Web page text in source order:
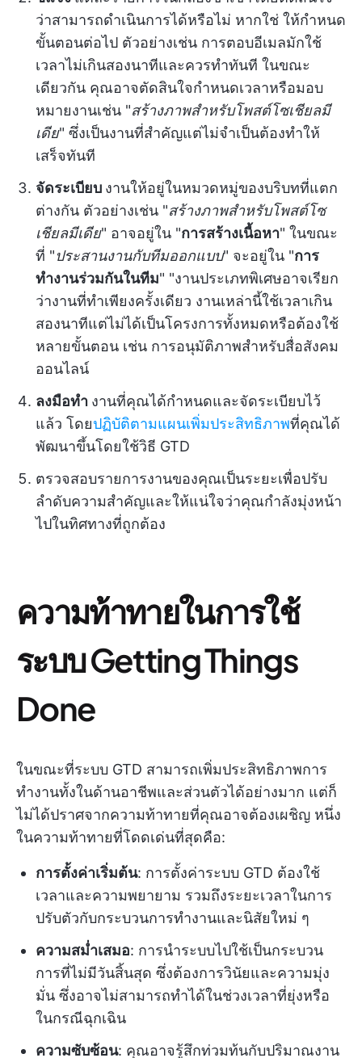
ว่าสามารถดำเนินการได้หรือไม่ หากใช่ ให้กำหนด
ขั้นตอนต่อไป ตัวอย่างเช่น การตอบอีเมลมักใช้
เวลาไม่เกินสองนาทีและควรทำทันที ในขณะ
เดียวกัน คุณอาจตัดสินใจกำหนดเวลาหรือมอบ
หมายงานเช่น "สร้างภาพสำหรับโพสต์โซเชียลมี
เดีย" ซึ่งเป็นงานที่สำคัญแต่ไม่จำเป็นต้องทำให้
เสร็จทันที
จัดระเบียบ งานให้อยู่ในหมวดหมู่ของบริบทที่แตก
ต่างกัน ตัวอย่างเช่น "สร้างภาพสำหรับโพสต์โซ
เชียลมีเดีย" อาจอยู่ใน "การสร้างเนื้อหา" ในขณะ
ที่ "ประสานงานกับทีมออกแบบ" จะอยู่ใน "การ
ทำงานร่วมกันในทีม" "งานประเภทพิเศษอาจเรียก
ว่างานที่ทำเพียงครั้งเดียว งานเหล่านี้ใช้เวลาเกิน
สองนาทีแต่ไม่ได้เป็นโครงการทั้งหมดหรือต้องใช้
หลายขั้นตอน เช่น การอนุมัติภาพสำหรับสื่อสังคม
ออนไลน์
ลงมือทำ งานที่คุณได้กำหนดและจัดระเบียบไว้
แล้ว โดยปฏิบัติตามแผนเพิ่มประสิทธิภาพที่คุณได้
พัฒนาขึ้นโดยใช้วิธี GTD
ตรวจสอบรายการงานของคุณเป็นระยะเพื่อปรับ
ลำดับความสำคัญและให้แน่ใจว่าคุณกำลังมุ่งหน้า
ไปในทิศทางที่ถูกต้อง
ความท้าทายในการใช้
ระบบ Getting Things
Done
ในขณะที่ระบบ GTD สามารถเพิ่มประสิทธิภาพการ
ทำงานทั้งในด้านอาชีพและส่วนตัวได้อย่างมาก แต่ก็
ไม่ได้ปราศจากความท้าทายที่คุณอาจต้องเผชิญ หนึ่ง
ในความท้าทายที่โดดเด่นที่สุดคือ:
การตั้งค่าเริ่มต้น: การตั้งค่าระบบ GTD ต้องใช้
เวลาและความพยายาม รวมถึงระยะเวลาในการ
ปรับตัวกับกระบวนการทำงานและนิสัยใหม่ ๆ
ความสม่ำเสมอ: การนำระบบไปใช้เป็นกระบวน
การที่ไม่มีวันสิ้นสุด ซึ่งต้องการวินัยและความมุ่ง
มั่น ซึ่งอาจไม่สามารถทำได้ในช่วงเวลาที่ยุ่งหรือ
ในกรณีฉุกเฉิน
ความซับซ้อน: คุณอาจรู้สึกท่วมท้นกับปริมาณงาน